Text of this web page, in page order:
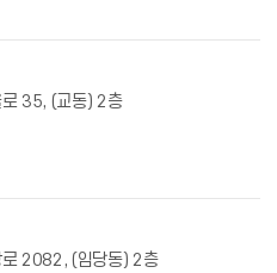
로 35, (교동) 2층
로 2082, (임당동) 2층